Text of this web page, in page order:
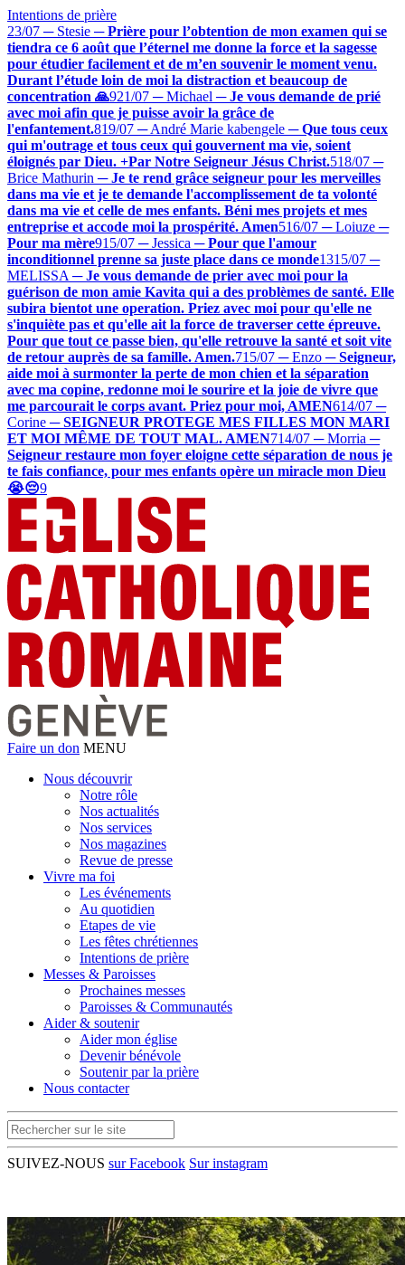
Intentions de prière
23/07 ─ Stesie ─ Prière pour l’obtention de mon examen qui se
tiendra ce 6 août que l’éternel me donne la force et la sagesse
pour étudier facilement et de m’en souvenir le moment venu.
Durant l’étude loin de moi la distraction et beaucoup de
concentration 🙏921/07 ─ Michael ─ Je vous demande de prié
avec moi afin que je puisse avoir la grâce de
l'enfantement.819/07 ─ André Marie kabengele ─ Que tous ceux
qui m'outrage et tous ceux qui gouvernent ma vie, soient
éloignés par Dieu. +Par Notre Seigneur Jésus Christ.518/07 ─
Brice Mathurin ─ Je te rend grâce seigneur pour les merveilles
dans ma vie et je te demande l'accomplissement de ta volonté
dans ma vie et celle de mes enfants. Béni mes projets et mes
entreprise et accode moi la prospérité. Amen516/07 ─ Loiuze ─
Pour ma mère915/07 ─ Jessica ─ Pour que l'amour
inconditionnel prenne sa juste place dans ce monde1315/07 ─
MELISSA ─ Je vous demande de prier avec moi pour la
guérison de mon amie Kavita qui a des problèmes de santé. Elle
subira bientot une operation. Priez avec moi pour qu'elle ne
s'inquiète pas et qu'elle ait la force de traverser cette épreuve.
Pour que tout ce passe bien, qu'elle retrouve la santé et soit vite
de retour auprès de sa famille. Amen.715/07 ─ Enzo ─ Seigneur,
aide moi à surmonter la perte de mon chien et la séparation
avec ma copine, redonne moi le sourire et la joie de vivre que
me parcourait le corps avant. Priez pour moi, AMEN614/07 ─
Corine ─ SEIGNEUR PROTEGE MES FILLES MON MARI
ET MOI MÊME DE TOUT MAL. AMEN714/07 ─ Morria ─
Seigneur restaure mon foyer eloigne cette séparation de nous je
te fais confiance, pour mes enfants opère un miracle mon Dieu
😭😔9
Faire un don MENU
Nous découvrir
Notre rôle
Nos actualités
Nos services
Nos magazines
Revue de presse
Vivre ma foi
Les événements
Au quotidien
Etapes de vie
Les fêtes chrétiennes
Intentions de prière
Messes & Paroisses
Prochaines messes
Paroisses & Communautés
Aider & soutenir
Aider mon église
Devenir bénévole
Soutenir par la prière
Nous contacter
SUIVEZ-NOUS sur Facebook Sur instagram